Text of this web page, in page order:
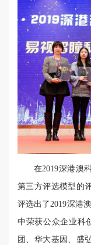
在2019深港澳
第三方评选模型的
评选出了2019深港
中荣获公众企业科
团、华大基因、盛